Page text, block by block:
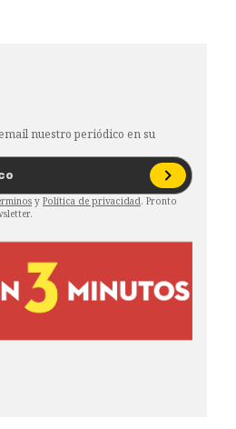
nuestro periódico en su
y Política de privacidad. Pronto